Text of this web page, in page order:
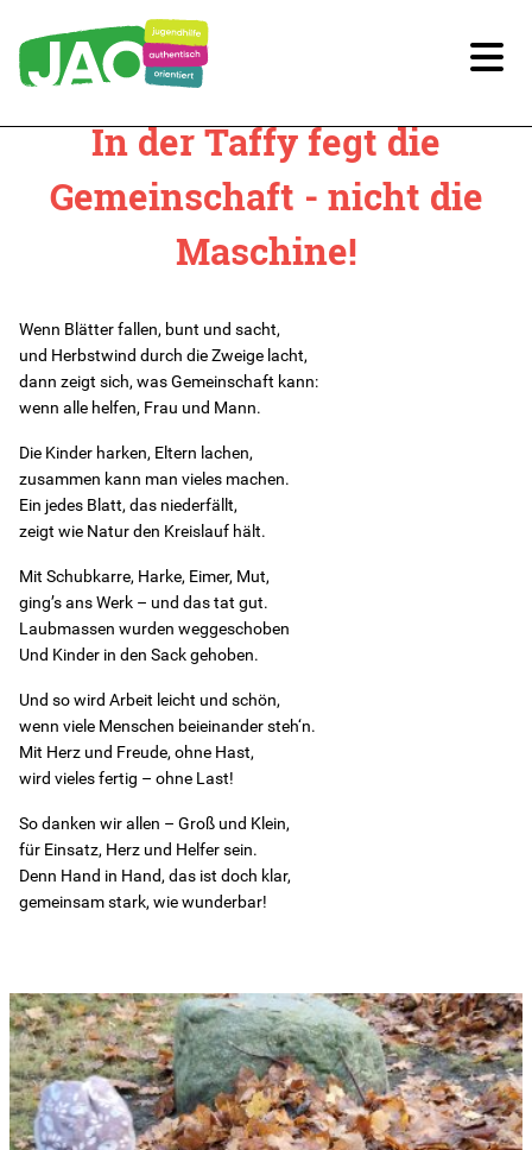
Unsere Kitas
Kitas im Überblick
Kitaplatz-Anfrage
Infos für Eltern
Unsere Arbeit
Unsere Qualität
Digitale Bildung
Kita-Sozialarbeit
Kontakt
Für Familien
Für Kinder/Jugendliche
Freiwilligendienste
In Schule
HzE
Lerntherapie
In der Taffy fegt die
Gemeinschaft - nicht die
Maschine!
Wenn Blätter fallen, bunt und sacht,
und Herbstwind durch die Zweige lacht,
dann zeigt sich, was Gemeinschaft kann:
wenn alle helfen, Frau und Mann.
Die Kinder harken, Eltern lachen,
zusammen kann man vieles machen.
Ein jedes Blatt, das niederfällt,
zeigt wie Natur den Kreislauf hält.
Mit Schubkarre, Harke, Eimer, Mut,
ging’s ans Werk – und das tat gut.
Laubmassen wurden weggeschoben
Und Kinder in den Sack gehoben.
Und so wird Arbeit leicht und schön,
wenn viele Menschen beieinander steh‘n.
Mit Herz und Freude, ohne Hast,
wird vieles fertig – ohne Last!
So danken wir allen – Groß und Klein,
für Einsatz, Herz und Helfer sein.
Denn Hand in Hand, das ist doch klar,
gemeinsam stark, wie wunderbar!